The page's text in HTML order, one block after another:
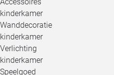
kinderkamer
Wanddecoratie
kinderkamer
Verlichting
kinderkamer
Speelgoed